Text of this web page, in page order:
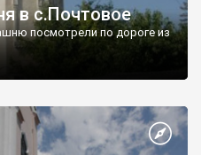
в с.Почтовое
посмотрели по дороге из